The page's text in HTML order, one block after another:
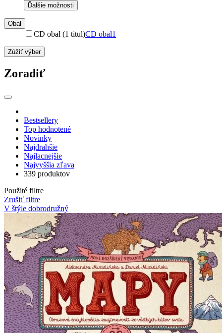
Ďalšie možnosti
Obal
CD obal (1 titul)CD obal1
Zúžiť výber
Zoradiť
Bestsellery
Top hodnotené
Novinky
Najdrahšie
Najlacnejšie
Najvyššia zľava
339 produktov
Použité filtre
Zrušiť filtre
V štýle dobrodružný